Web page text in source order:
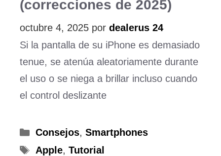
(correcciones de 2025)
octubre 4, 2025 por dealerus 24
Si la pantalla de su iPhone es demasiado
tenue, se atenúa aleatoriamente durante
el uso o se niega a brillar incluso cuando
el control deslizante
Categorías
Consejos, Smartphones
Etiquetas
Apple, Tutorial